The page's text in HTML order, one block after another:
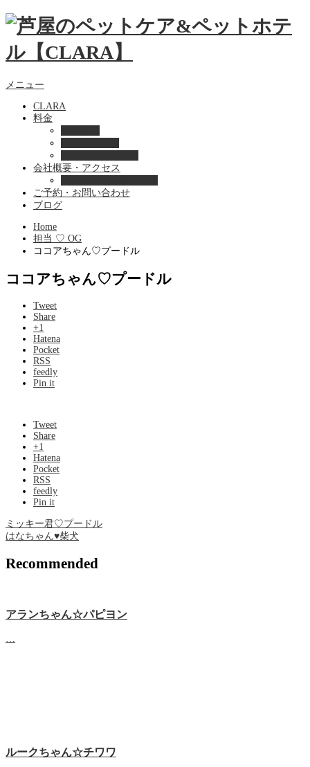
メニュー
CLARA
料金
会社概要・アクセス
ご予約・お問い合わせ
ブログ
Home
担当 ♡ OG
ココアちゃん♡プードル
ココアちゃん♡プードル
Tweet
Share
+1
Hatena
Pocket
RSS
feedly
Pin it
Tweet
Share
+1
Hatena
Pocket
RSS
feedly
Pin it
ミッキー君♡プードル
はなちゃん♥柴犬
Recommended
アランちゃん☆パピヨン
ルークちゃん☆チワワ